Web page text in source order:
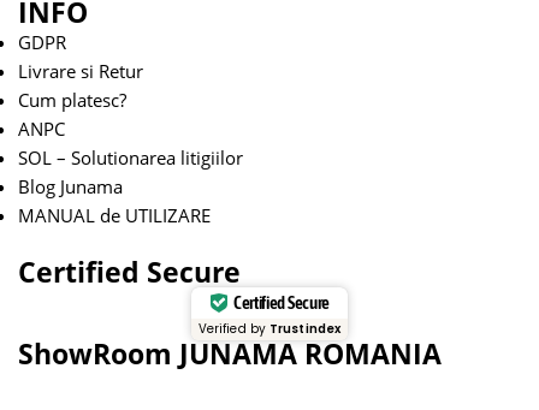
INFO
GDPR
Livrare si Retur
Cum platesc?
ANPC
SOL – Solutionarea litigiilor
Blog Junama
MANUAL de UTILIZARE
Certified Secure
Certified Secure
Verified by Trustindex
ShowRoom JUNAMA ROMANIA